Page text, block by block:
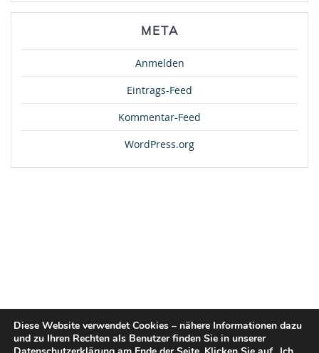
META
Anmelden
Eintrags-Feed
Kommentar-Feed
WordPress.org
Diese Website verwendet Cookies – nähere Informationen dazu
und zu Ihren Rechten als Benutzer finden Sie in unserer